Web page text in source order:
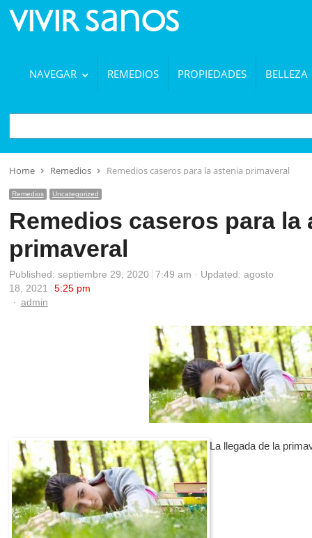
NAVEGAR REMEDIOS PROPIEDADES BELLEZA
BUSCAR
Home Remedios Remedios caseros para la astenia primaveral
Remedios Uncategorized
Remedios caseros para la
primaveral
Published: septiembre 29, 2020 7:49 am
Updated: agosto
18, 2021
5:25 pm
Author
admin
La llegada de la